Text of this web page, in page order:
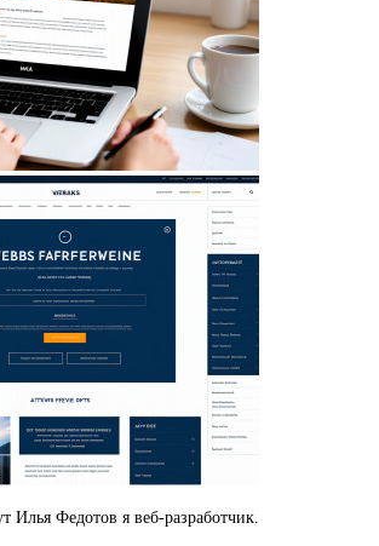
Илья Федотов я веб-разработчик.